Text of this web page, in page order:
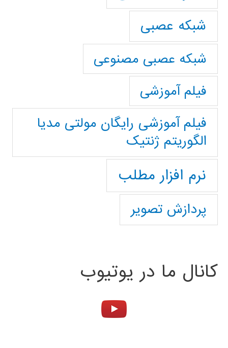
شبکه عصبی
شبکه عصبی مصنوعی
فیلم آموزشی
فیلم آموزشی رایگان مولتی مدیا
الگوریتم ژنتیک
نرم افزار مطلب
پردازش تصویر
کانال ما در یوتیوب